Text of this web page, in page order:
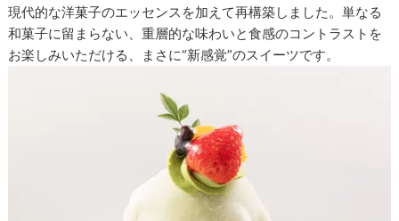
現代的な洋菓子のエッセンスを加えて再構築しました。単なる
和菓子に留まらない、重層的な味わいと食感のコントラストを
お楽しみいただける、まさに“新感覚”のスイーツです。